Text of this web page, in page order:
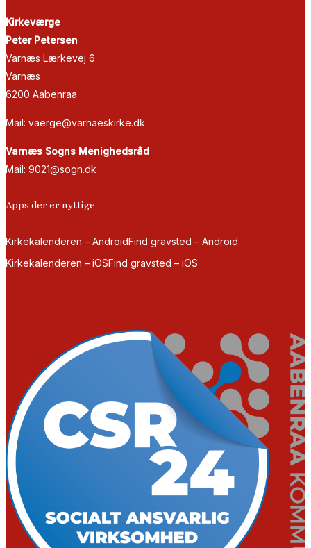
Kirkeværge
Peter Petersen
Varnæs Lærkevej 6
Varnæs
6200 Aabenraa
Mail: vaerge@varnaeskirke.dk
Varnæs Sogns Menighedsråd
Mail: 9021@sogn.dk
Apps der er nyttige
Kirkekalenderen – AndroidFind gravsted – Android
Kirkekalenderen – iOSFind gravsted – iOS